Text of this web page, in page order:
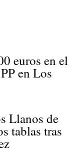
euros en el
en Los
Llanos de
tablas tras